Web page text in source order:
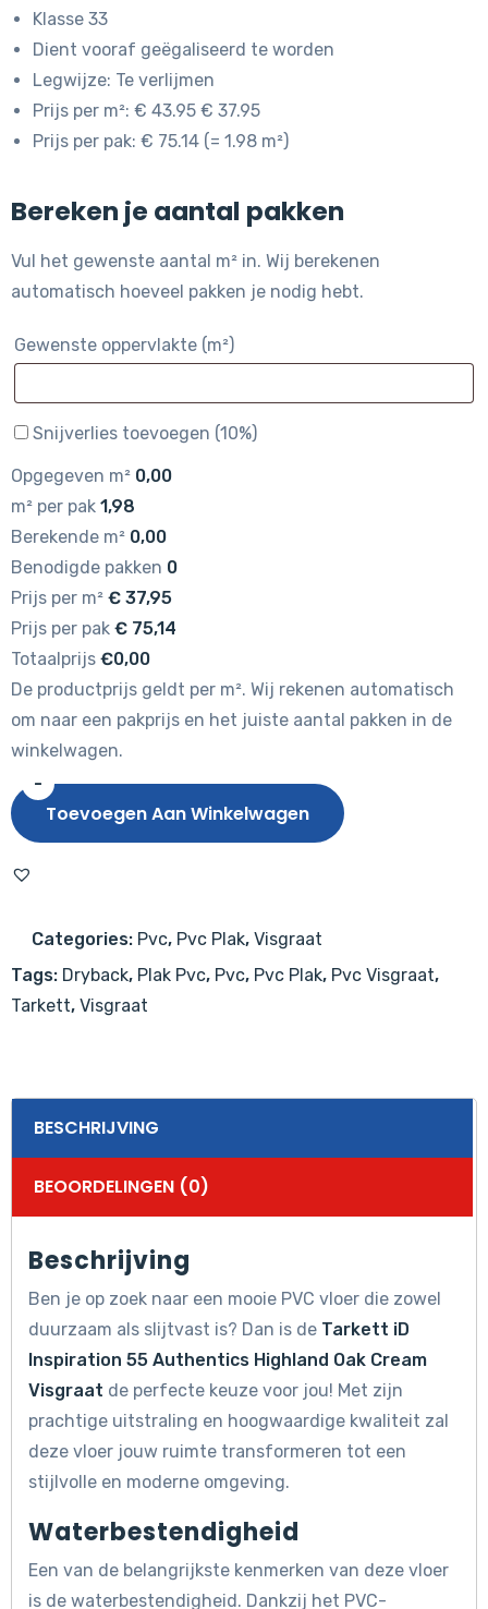
Klasse 33
Dient vooraf geëgaliseerd te worden
Legwijze: Te verlijmen
Prijs per m²: € 43.95 € 37.95
Prijs per pak: € 75.14 (= 1.98 m²)
Bereken je aantal pakken
Vul het gewenste aantal m² in. Wij berekenen
automatisch hoeveel pakken je nodig hebt.
Gewenste oppervlakte (m²)
Snijverlies toevoegen (10%)
Opgegeven m² 0,00
m² per pak 1,98
Berekende m² 0,00
Benodigde pakken 0
Prijs per m² € 37,95
Prijs per pak € 75,14
Totaalprijs €0,00
De productprijs geldt per m². Wij rekenen automatisch
om naar een pakprijs en het juiste aantal pakken in de
winkelwagen.
-
Tarkett
iD
55
Highland
Oak
Cream
Toevoegen Aan Winkelwagen
Categories: Pvc, Pvc Plak, Visgraat
Tags: Dryback, Plak Pvc, Pvc, Pvc Plak, Pvc Visgraat,
Tarkett, Visgraat
BESCHRIJVING
BEOORDELINGEN (0)
Beschrijving
Ben je op zoek naar een mooie PVC vloer die zowel
duurzaam als slijtvast is? Dan is de Tarkett iD
Inspiration 55 Authentics Highland Oak Cream
Visgraat de perfecte keuze voor jou! Met zijn
prachtige uitstraling en hoogwaardige kwaliteit zal
deze vloer jouw ruimte transformeren tot een
stijlvolle en moderne omgeving.
Waterbestendigheid
Een van de belangrijkste kenmerken van deze vloer
is de waterbestendigheid. Dankzij het PVC-